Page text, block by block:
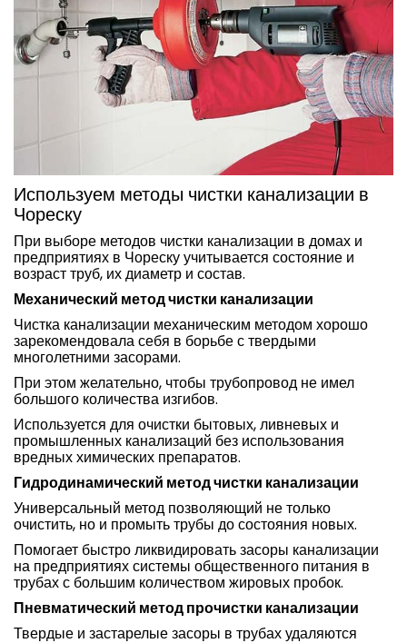
Используем методы чистки канализации в
Чореску
При выборе методов чистки канализации в домах и
предприятиях в Чореску учитывается состояние и
возраст труб, их диаметр и состав.
Механический метод чистки канализации
Чистка канализации механическим методом хорошо
зарекомендовала себя в борьбе с твердыми
многолетними засорами.
При этом желательно, чтобы трубопровод не имел
большого количества изгибов.
Используется для очистки бытовых, ливневых и
промышленных канализаций без использования
вредных химических препаратов.
Гидродинамический метод чистки канализации
Универсальный метод позволяющий не только
очистить, но и промыть трубы до состояния новых.
Помогает быстро ликвидировать засоры канализации
на предприятиях системы общественного питания в
трубах с большим количеством жировых пробок.
Пневматический метод прочистки канализации
Твердые и застарелые засоры в трубах удаляются